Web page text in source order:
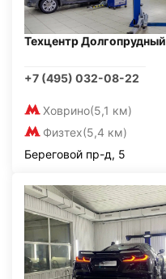
Техцентр Долгопрудный
+7 (495) 032-08-22
Ховрино(5,1 км)
Физтех(5,4 км)
Береговой пр-д, 5